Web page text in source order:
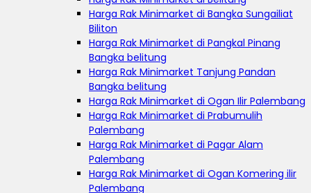
Harga Rak Minimarket di Bangka Sungailiat
Biliton
Harga Rak Minimarket di Pangkal Pinang
Bangka belitung
Harga Rak Minimarket Tanjung Pandan
Bangka belitung
Harga Rak Minimarket di Ogan Ilir Palembang
Harga Rak Minimarket di Prabumulih
Palembang
Harga Rak Minimarket di Pagar Alam
Palembang
Harga Rak Minimarket di Ogan Komering ilir
Palembang